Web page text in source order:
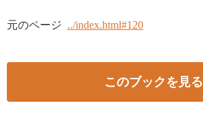
元のページ ../index.html#120
このブックを見る